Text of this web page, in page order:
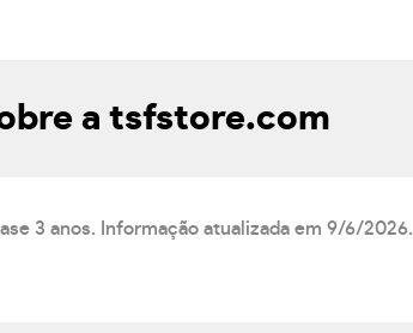
a tsfstore.com
3 anos. Informação atualizada em 9/6/2026.